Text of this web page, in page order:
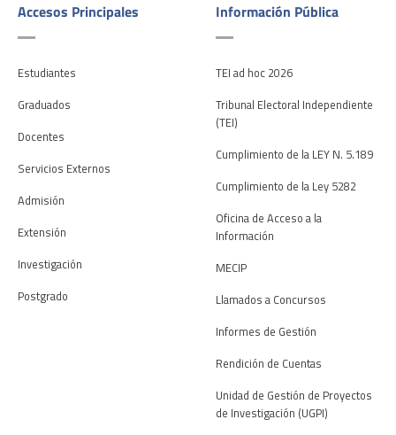
Accesos Principales
Estudiantes
Graduados
Docentes
Servicios Externos
Admisión
Extensión
Investigación
Postgrado
Información Pública
TEI ad hoc 2026
Tribunal Electoral Independiente
(TEI)
Cumplimiento de la LEY N. 5.189
Cumplimiento de la Ley 5282
Oficina de Acceso a la
Información
MECIP
Llamados a Concursos
Informes de Gestión
Rendición de Cuentas
Unidad de Gestión de Proyectos
de Investigación (UGPI)